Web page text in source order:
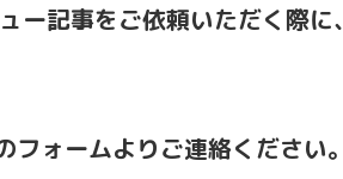
ー記事をご依頼いただく際に、
ォームよりご連絡ください。